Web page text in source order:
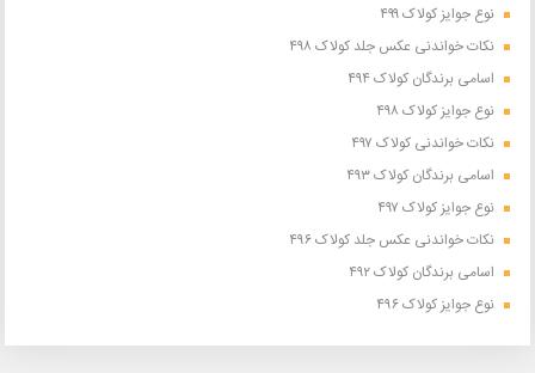
نوع جوایز کولاک ۴۹۹
نکات خواندنی عکس جلد کولاک ۴۹۸
اسامی برندگان کولاک ۴۹۴
نوع جوایز کولاک ۴۹۸
نکات خواندنی کولاک ۴۹۷
اسامی برندگان کولاک ۴۹۳
نوع جوایز کولاک ۴۹۷
نکات خواندنی عکس جلد کولاک ۴۹۶
اسامی برندگان کولاک ۴۹۲
نوع جوایز کولاک ۴۹۶